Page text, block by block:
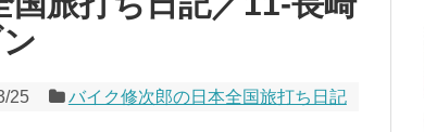
25 バイク修次郎の日本全国旅打ち日記